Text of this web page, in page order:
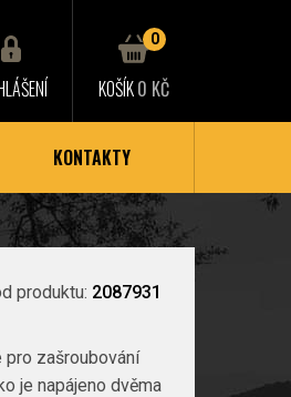
0
KOŠÍK0 KČ
KONTAKTY
produktu: 2087931
zašroubování
je napájeno dvěma